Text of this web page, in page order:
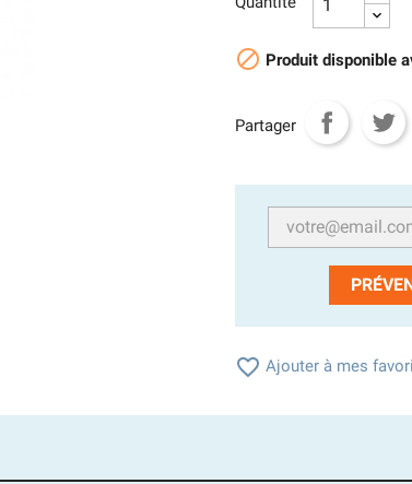
 Produit disponible
Partager
 Ajouter à mes